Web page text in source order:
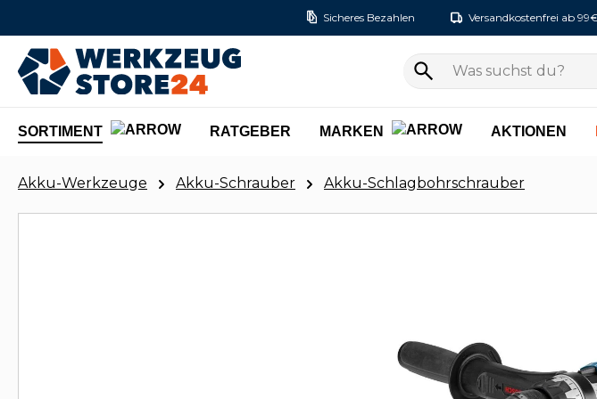
Sicheres Bezahlen Versandkostenfrei ab
SORTIMENT RATGEBER MARKEN AKTIONEN
Akku-Werkzeuge Akku-Schrauber Akku-Schlagbohrschrauber